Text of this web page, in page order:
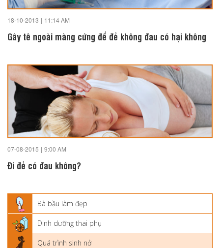
18-10-2013 | 11:14 AM
Gây tê ngoài màng cứng để đẻ không đau có hại không
07-08-2015 | 9:00 AM
Đi đẻ có đau không?
Bà bầu làm đẹp
Dinh dưỡng thai phụ
Quá trình sinh nở